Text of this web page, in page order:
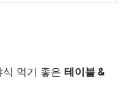
먹기 좋은 테이블 &